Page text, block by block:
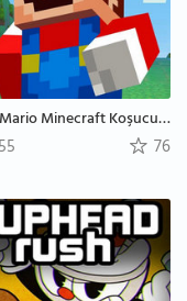
Süper Mario Minecraft Koşucusu
76